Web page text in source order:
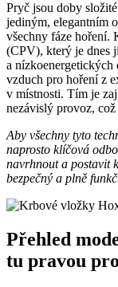
Pryč jsou doby
jediným, elegantním
všechny fáze hoření.
(CPV), který je dnes
a
vzduch pro hoření z
v místnosti. Tím je
nezávislý provoz, což
Aby všechny tyto
naprosto klíčová
navrhnout a postavit
bezpečný a plně
Přehled
tu pravou